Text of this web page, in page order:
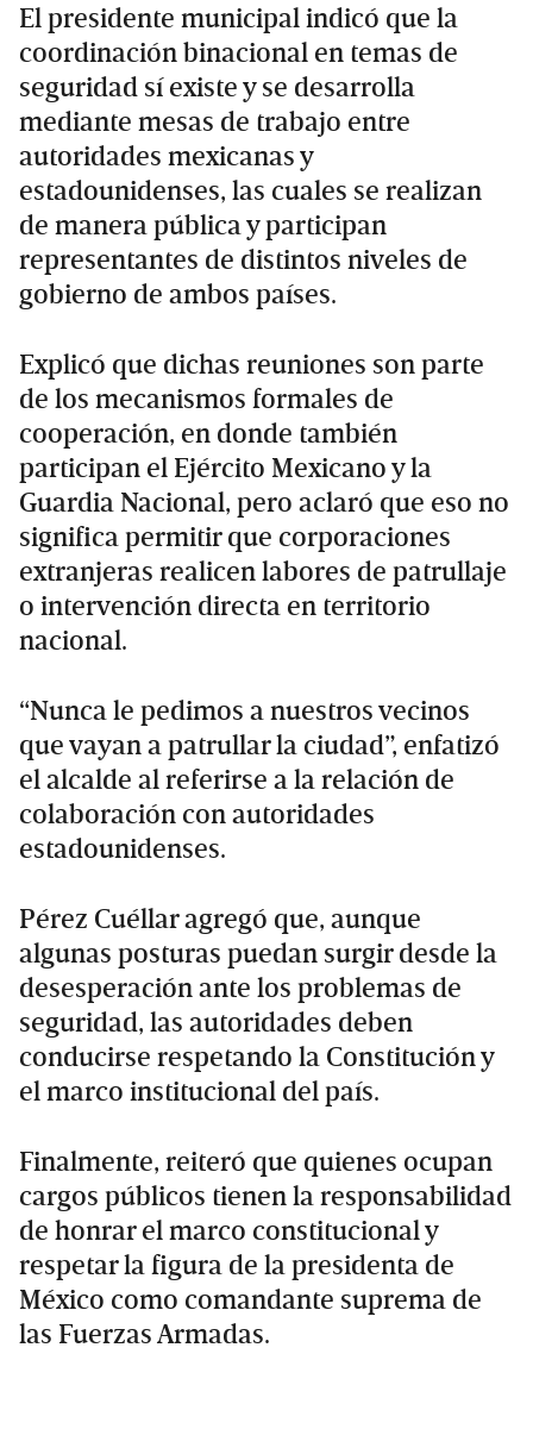
El presidente municipal indicó que la
coordinación binacional en temas de
seguridad sí existe y se desarrolla
mediante mesas de trabajo entre
autoridades mexicanas y
estadounidenses, las cuales se realizan
de manera pública y participan
representantes de distintos niveles de
gobierno de ambos países.
Explicó que dichas reuniones son parte
de los mecanismos formales de
cooperación, en donde también
participan el Ejército Mexicano y la
Guardia Nacional, pero aclaró que eso no
significa permitir que corporaciones
extranjeras realicen labores de patrullaje
o intervención directa en territorio
nacional.
“Nunca le pedimos a nuestros vecinos
que vayan a patrullar la ciudad”, enfatizó
el alcalde al referirse a la relación de
colaboración con autoridades
estadounidenses.
Pérez Cuéllar agregó que, aunque
algunas posturas puedan surgir desde la
desesperación ante los problemas de
seguridad, las autoridades deben
conducirse respetando la Constitución y
el marco institucional del país.
Finalmente, reiteró que quienes ocupan
cargos públicos tienen la responsabilidad
de honrar el marco constitucional y
respetar la figura de la presidenta de
México como comandante suprema de
las Fuerzas Armadas.